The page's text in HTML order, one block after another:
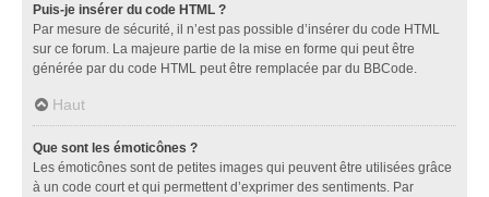
Puis-je insérer du code HTML ?
Par mesure de sécurité, il n’est pas possible d’insérer du code HTML
sur ce forum. La majeure partie de la mise en forme qui peut être
générée par du code HTML peut être remplacée par du BBCode.
Haut
Que sont les émoticônes ?
Les émoticônes sont de petites images qui peuvent être utilisées grâce
à un code court et qui permettent d’exprimer des sentiments. Par